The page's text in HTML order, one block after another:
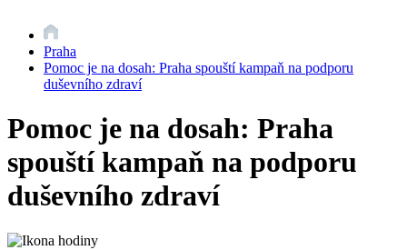
Praha
Pomoc je na dosah: Praha spouští kampaň na podporu
duševního zdraví
Pomoc je na dosah: Praha
spouští kampaň na podporu
duševního zdraví